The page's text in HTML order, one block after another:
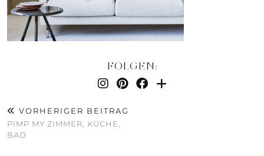
FOLGEN:
VORHERIGER BEITRAG
PIMP MY ZIMMER, KÜCHE,
BAD